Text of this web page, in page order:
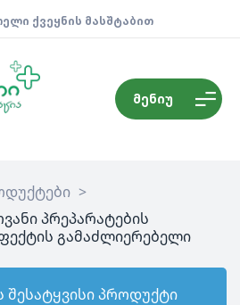
ქვეყნის მასშტაბით
მენიუ
>
პრეპარატების
გამაძლიერებელი
შესატყვისი პროდუქტი